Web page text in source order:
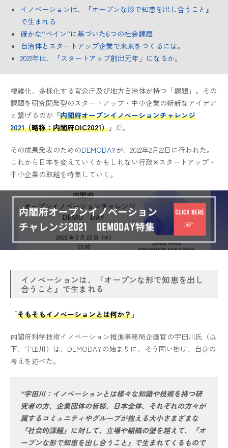
イノベーションは、『オープンな形で知恵を出し合うこと』
で生まれる
確かな“ペイン”に基づいた6つの社会課題
自治体とスタートアップ企業で未来をつくるには。
2022年は、「スタートアップ創出元年」になるか。
複雑化、多様化する官公庁及び地方自治体が持つ「課題」。その
課題を研究開発型のスタートアップ・中小企業の斬新なアイデア
と繋げるのが『内閣府オープンイノベーションチャレンジ
2021（略称：内閣府OIC2021）』だ。
その成果発表のためのDEMODAYが、2022年2月22日に行われた。
これから日本を変えていくかもしれない行政✕スタートアップ・
中小企業の取組を特集していく。
イノベーションは、『オープンな形で知恵を出し
合うこと』で生まれる
「そもそもイノベーションとは何か？ 」
内閣府科学技術イノベーション推進事務局企画官の宇田川氏（以
下、宇田川）は、DEMODAYの始まりに、そう問い掛け、自身の
考えを述べた。
“宇田川：イノベーションとは様々な知識や技術を持つ研
究者の方、企業団体の皆様、日本全体、それぞれの方々が
属するコミュニティやグループが抱える大小さまざまな
『社会的課題』に対して、立場や組織の壁を越えて、『オ
ープンな形で知恵を出し合うこと』で生まれてくるもので